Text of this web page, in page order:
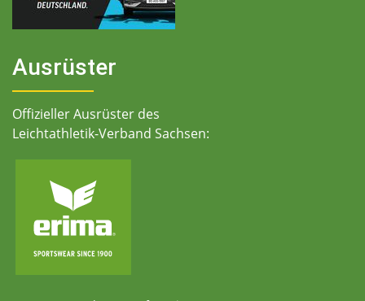
Ausrüster
Offizieller Ausrüster des
Leichtathletik-Verband Sachsen: